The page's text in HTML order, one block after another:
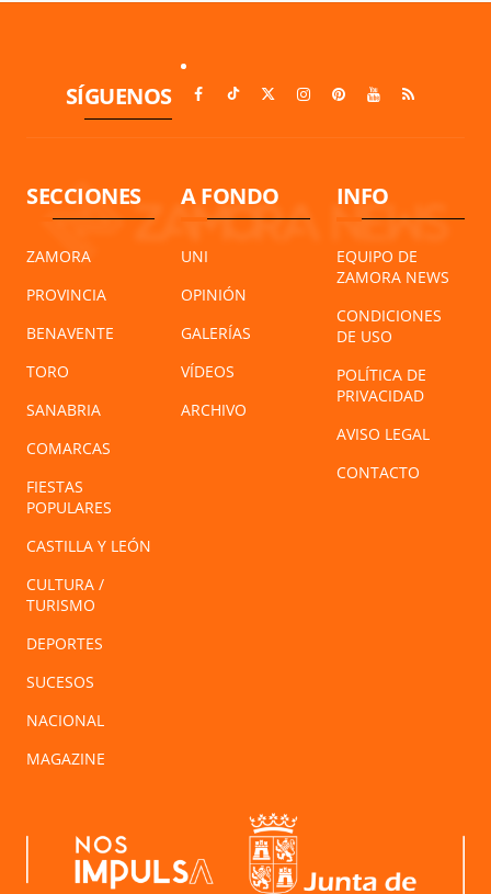
SÍGUENOS
SECCIONES
ZAMORA
PROVINCIA
BENAVENTE
TORO
SANABRIA
COMARCAS
FIESTAS
POPULARES
CASTILLA Y LEÓN
CULTURA /
TURISMO
DEPORTES
SUCESOS
NACIONAL
MAGAZINE
A FONDO
UNI
OPINIÓN
GALERÍAS
VÍDEOS
ARCHIVO
INFO
EQUIPO DE
ZAMORA NEWS
CONDICIONES
DE USO
POLÍTICA DE
PRIVACIDAD
AVISO LEGAL
CONTACTO